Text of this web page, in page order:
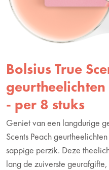
Bolsius True
- per 8 stuks
Geniet van een langdurige
Scents Peach
sappige perzik. Deze
lang de zuiverste